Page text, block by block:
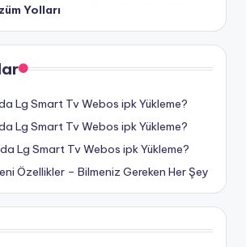
Yolları
Lg Smart Tv Webos ipk Yükleme?
Lg Smart Tv Webos ipk Yükleme?
Lg Smart Tv Webos ipk Yükleme?
Özellikler – Bilmeniz Gereken Her Şey